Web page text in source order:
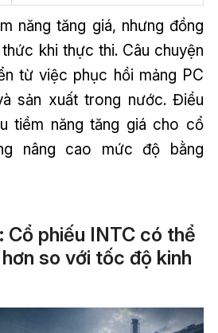
năng tăng giá, nhưng đồng
khi thực thi. Câu chuyện
từ việc phục hồi mảng PC
sản xuất trong nước. Điều
tiềm năng tăng giá cho cổ
nâng cao mức độ bằng
Cổ phiếu INTC có thể
so với tốc độ kinh